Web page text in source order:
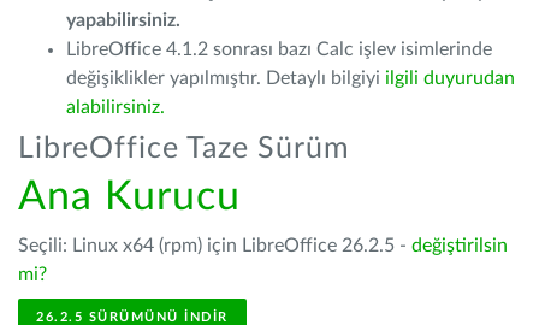
yapabilirsiniz.
LibreOffice 4.1.2 sonrası bazı Calc işlev isimlerinde
değişiklikler yapılmıştır. Detaylı bilgiyi ilgili duyurudan
alabilirsiniz.
LibreOffice Taze Sürüm
Ana Kurucu
Seçili: Linux x64 (rpm) için LibreOffice 26.2.5 - değiştirilsin
mi?
26.2.5 SÜRÜMÜNÜ İNDIR